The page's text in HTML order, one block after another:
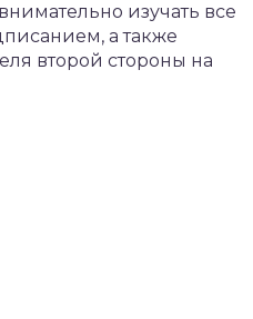
изучать все
а также
второй стороны на